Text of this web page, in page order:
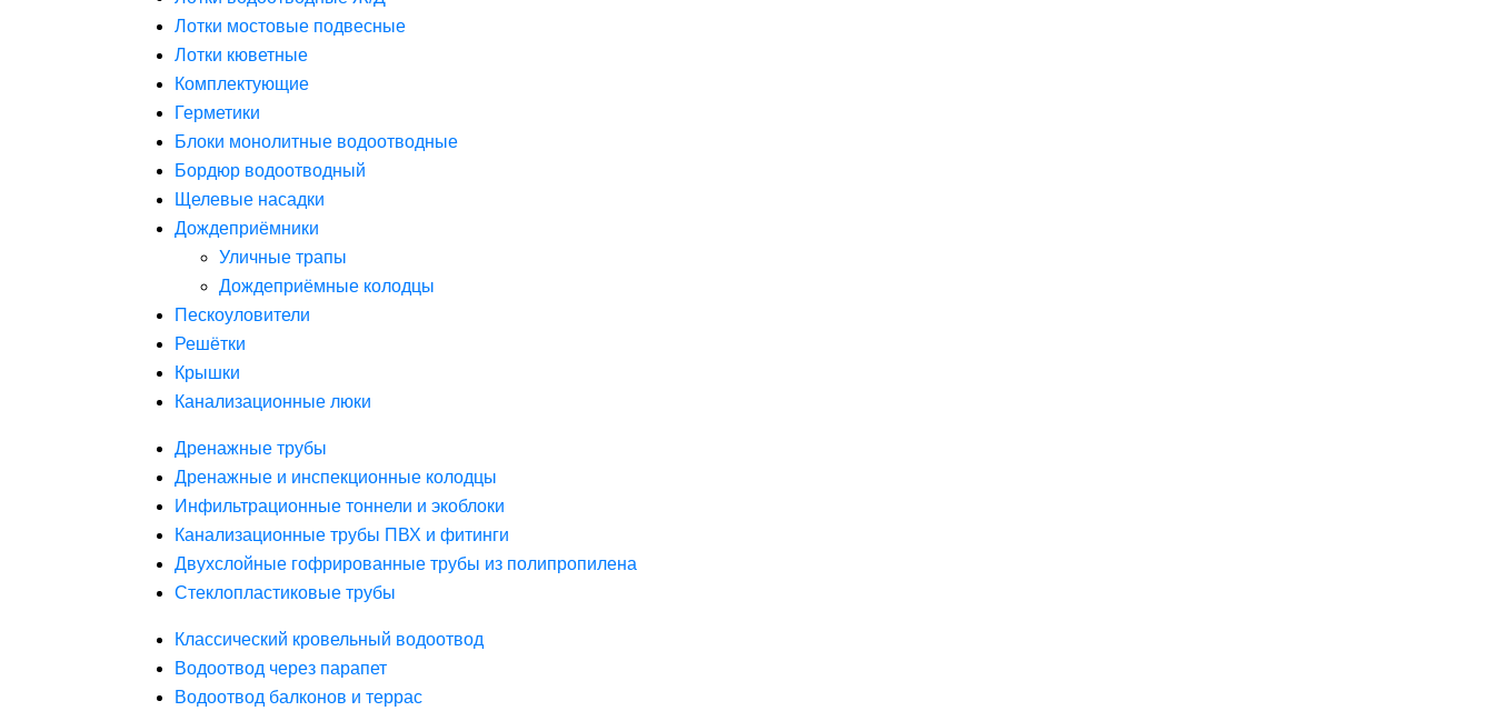
Лотки мостовые подвесные
Лотки кюветные
Комплектующие
Герметики
Блоки монолитные водоотводные
Бордюр водоотводный
Щелевые насадки
Дождеприёмники
Уличные трапы
Дождеприёмные колодцы
Пескоуловители
Решётки
Крышки
Канализационные люки
Дренажные трубы
Дренажные и инспекционные колодцы
Инфильтрационные тоннели и экоблоки
Канализационные трубы ПВХ и фитинги
Двухслойные гофрированные трубы из полипропилена
Стеклопластиковые трубы
Классический кровельный водоотвод
Водоотвод через парапет
Водоотвод балконов и террас